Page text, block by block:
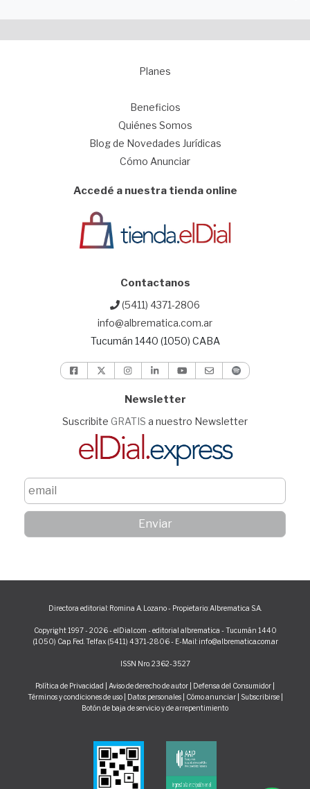
Planes
Beneficios
Quiénes Somos
Blog de Novedades Jurídicas
Cómo Anunciar
Accedé a nuestra tienda online
Contactanos
(5411) 4371-2806
info@albrematica.com.ar
Tucumán 1440 (1050) CABA
Newsletter
Suscribite GRATIS a nuestro Newsletter
Directora editorial: Romina A. Lozano - Propietario: Albrematica S.A.
Copyright 1997 - 2026 - elDial.com - editorial albrematica - Tucumán 1440
(1050) Cap. Fed. Telfax (5411) 4371-2806 - E-Mail: info@albrematica.com.ar
ISSN Nro. 2362-3527
Política de Privacidad Aviso de derecho de autor Defensa del Consumidor
Términos y condiciones de uso| Datos personales| Cómo anunciar| Subscribirse
Botón de baja de servicio y de arrepentimiento